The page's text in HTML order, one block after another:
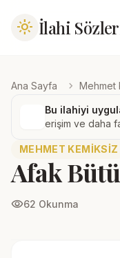
light_mode İlahi
Ana Sayfa chevron_right
Bu ilahiyi
erişim ve daha
MEHMET KEMIKSIZ
Afak
visibility62 Okunma